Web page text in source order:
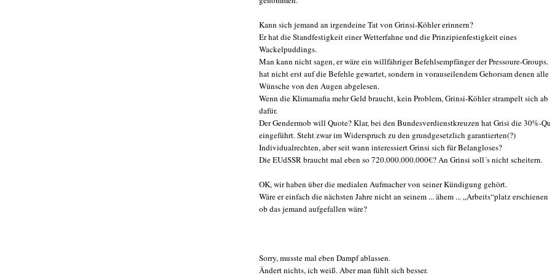
Kann sich jemand an irgendeine Tat von Grinsi-Köhler erinnern?
Er hat die Standfestigkeit einer Wetterfahne und die Prinzipienfestigkeit eines
Wackelpuddings.
Man kann nicht sagen, er wäre ein willfähriger Befehlsempfänger der Pressoure-Groups.
hat nicht erst auf die Befehle gewartet, sondern in vorauseilendem Gehorsam denen alle
Wünsche von den Augen abgelesen.
Wenn die Klimamafia mehr Geld braucht, kein Problem, Grinsi-Köhler strampelt sich ab
dafür.
Der Gendermob will Quote? Klar, bei den Bundesverdienstkreuzen hat Grisi die 30%-
eingeführt. Steht zwar im Widerspruch zu den grundgesetzlich garantierten(?)
Individualrechten, aber seit wann interessiert Grinsi sich für Belangloses?
Die EUdSSR braucht mal eben so 720.000.000.000€? An Grinsi soll´s nicht scheitern.
OK, wir haben über die medialen Aufmacher von seiner Kündigung gehört.
Wäre er einfach die nächsten Jahre nicht an seinem ... ähem ... „Arbeits“platz erschienen
ob das jemand aufgefallen wäre?
Sorry, musste mal eben Dampf ablassen.
Ändert nichts, ich weiß. Aber man fühlt sich besser.